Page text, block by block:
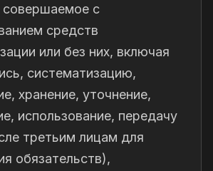
с
средств
или без них, включая
систематизацию,
хранение, уточнение,
использование, передачу
третьим лицам для
обязательств),